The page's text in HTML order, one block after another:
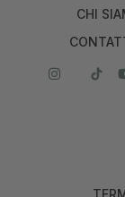
CHI